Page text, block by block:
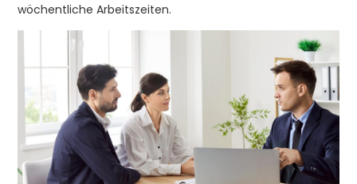
wöchentliche Arbeitszeiten.